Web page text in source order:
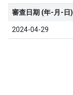
審查日期 (年-月-日)
2024-04-29